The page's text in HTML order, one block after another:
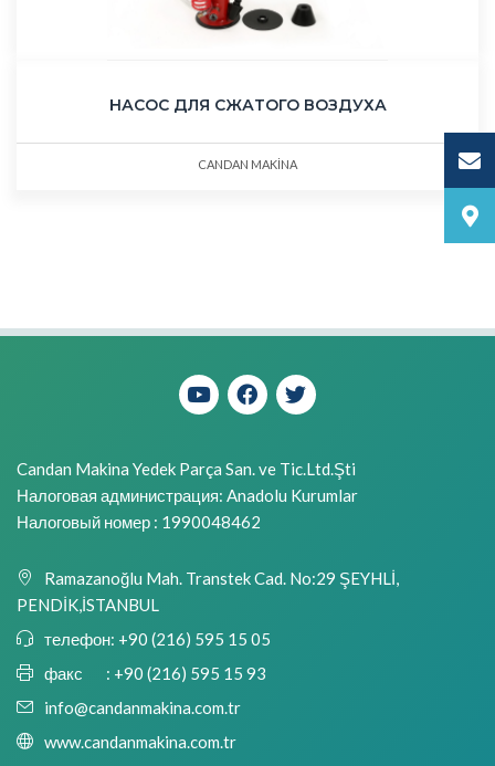
НАСОС ДЛЯ СЖАТОГО ВОЗДУХА
CANDAN MAKİNA
Candan Makina Yedek Parça San. ve Tic.Ltd.Şti
Налоговая администрация: Anadolu Kurumlar
Налоговый номер : 1990048462
Ramazanoğlu Mah. Transtek Cad. No:29 ŞEYHLİ,
PENDİK,İSTANBUL
телефон: +90 (216) 595 15 05
факс : +90 (216) 595 15 93
info@candanmakina.com.tr
www.candanmakina.com.tr